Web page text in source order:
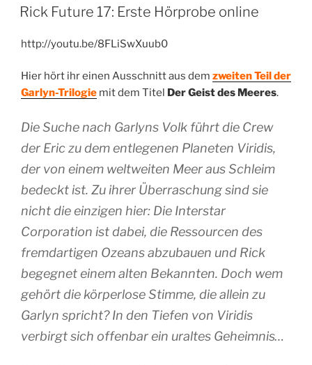
AM
Rick Future 17: Erste Hörprobe online
http://youtu.be/8FLiSwXuub0
Hier hört ihr einen Ausschnitt aus dem zweiten Teil der
Garlyn-Trilogie mit dem Titel Der Geist des Meeres.
Die Suche nach Garlyns Volk führt die Crew
der Eric zu dem entlegenen Planeten Viridis,
der von einem weltweiten Meer aus Schleim
bedeckt ist. Zu ihrer Überraschung sind sie
nicht die einzigen hier: Die Interstar
Corporation ist dabei, die Ressourcen des
fremdartigen Ozeans abzubauen und Rick
begegnet einem alten Bekannten. Doch wem
gehört die körperlose Stimme, die allein zu
Garlyn spricht? In den Tiefen von Viridis
verbirgt sich offenbar ein uraltes Geheimnis…